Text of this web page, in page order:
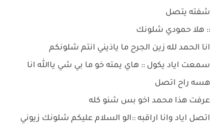
شفته يتصل
:: هلا حمودي شلونك
انا الحمد لله زين الجرح ما ياذيني انتم شلونكم
سمعت اياد يكول :: هاي يمته خو ما بي شي ياالله انا
هسه راح اتصل
عرفت هذا محمد اخو بس شنو كله
اتصل اياد وانا اراقبه ::الو السلام عليكم شلونك زيوني